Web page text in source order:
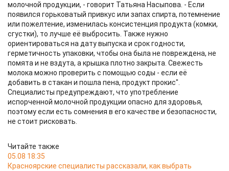
молочной продукции, - говорит Татьяна Насыпова. - Если
появился горьковатый привкус или запах спирта, потемнение
или пожелтение, изменилась консистенция продукта (комки,
сгустки), то лучше её выбросить. Также нужно
ориентироваться на дату выпуска и срок годности,
герметичность упаковки, чтобы она была не повреждена, не
помята и не вздута, а крышка плотно закрыта. Свежесть
молока можно проверить с помощью соды - если её
добавить в стакан и пошла пена, продукт прокис".
Специалисты предупреждают, что употребление
испорченной молочной продукции опасно для здоровья,
поэтому если есть сомнения в его качестве и безопасности,
не стоит рисковать.
Читайте также
05.08 18:35
Красноярские специалисты рассказали, как выбрать